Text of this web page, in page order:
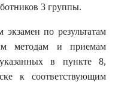
3 группы.
по результатам
методам и приемам
в пункте 8,
к соответствующим